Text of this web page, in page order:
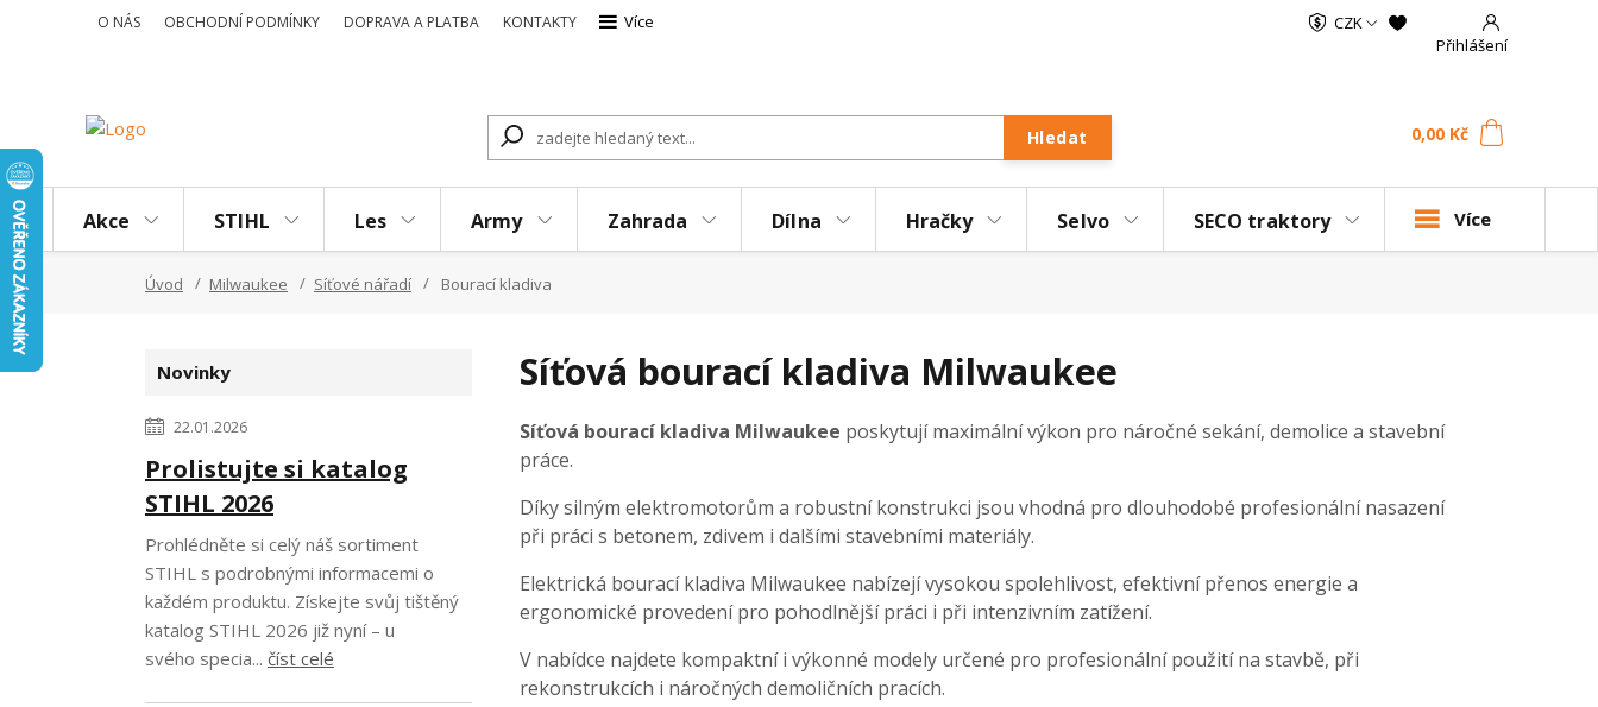
O NÁS OBCHODNÍ PODMÍNKY DOPRAVA A PLATBA KONTAKTY Více
CZK
Přihlášení
Hledat 0,00 Kč
Akce STIHL Les Army Zahrada Dílna Hračky Selvo SECO traktory Více
Úvod Milwaukee Síťové nářadí Bourací kladiva
Síťová bourací kladiva Milwaukee
Síťová bourací kladiva Milwaukee poskytují maximální výkon pro náročné sekání, demolice a stavební
práce.
Díky silným elektromotorům a robustní konstrukci jsou vhodná pro dlouhodobé profesionální nasazení
při práci s betonem, zdivem i dalšími stavebními materiály.
Elektrická bourací kladiva Milwaukee nabízejí vysokou spolehlivost, efektivní přenos energie a
ergonomické provedení pro pohodlnější práci i při intenzivním zatížení.
V nabídce najdete kompaktní i výkonné modely určené pro profesionální použití na stavbě, při
rekonstrukcích i náročných demoličních pracích.
Novinky
22.01.2026
Prolistujte si katalog
STIHL 2026
Prohlédněte si celý náš sortiment
STIHL s podrobnými informacemi o
každém produktu. Získejte svůj tištěný
katalog STIHL 2026 již nyní – u
svého specia... číst celé